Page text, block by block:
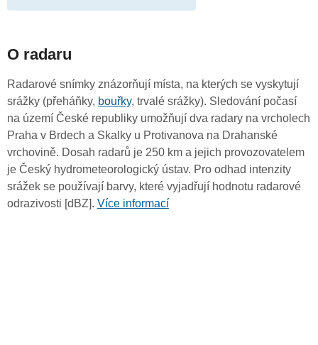
O radaru
Radarové snímky znázorňují místa, na kterých se vyskytují
srážky (přeháňky, bouřky, trvalé srážky). Sledování počasí
na území České republiky umožňují dva radary na vrcholech
Praha v Brdech a Skalky u Protivanova na Drahanské
vrchovině. Dosah radarů je 250 km a jejich provozovatelem
je Český hydrometeorologický ústav. Pro odhad intenzity
srážek se používají barvy, které vyjadřují hodnotu radarové
odrazivosti [dBZ]. Více informací